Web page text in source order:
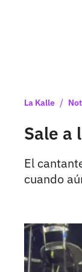
La Kalle /
Sale a
El
cuando